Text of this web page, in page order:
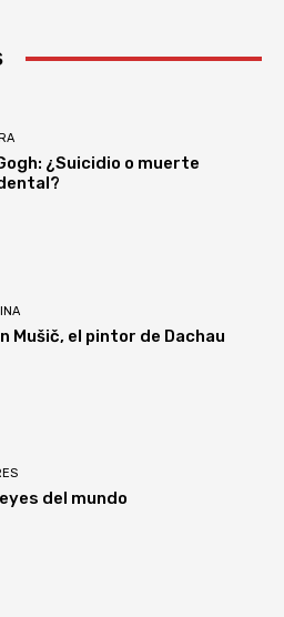
¿Suicidio o muerte
Mušič, el pintor de Dachau
del mundo